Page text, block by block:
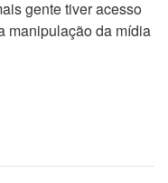
gente tiver acesso
manipulação da mídia